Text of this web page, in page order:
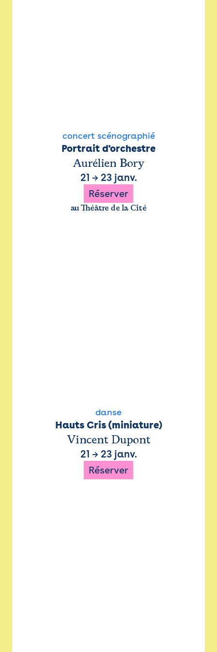
concert scénographié
Portrait d'orchestre
Aurélien Bory
21 → 23 janv.
Réserver
au Théâtre de la Cité
danse
Hauts Cris (miniature)
Vincent Dupont
21 → 23 janv.
Réserver